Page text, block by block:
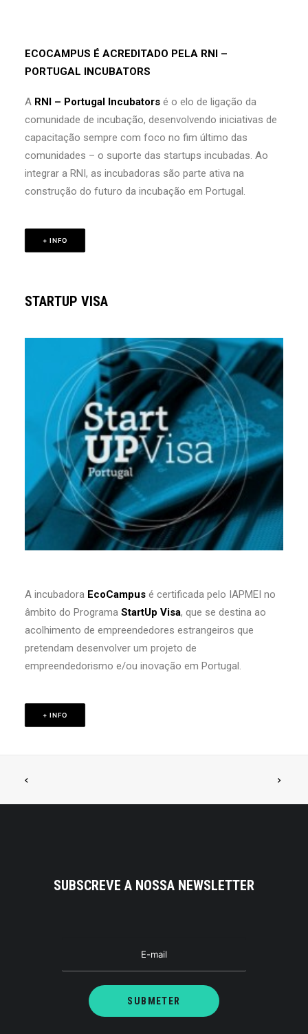
ECOCAMPUS É ACREDITADO PELA RNI –
PORTUGAL INCUBATORS
A RNI – Portugal Incubators é o elo de ligação da
comunidade de incubação, desenvolvendo iniciativas de
capacitação sempre com foco no fim último das
comunidades – o suporte das startups incubadas. Ao
integrar a RNI, as incubadoras são parte ativa na
construção do futuro da incubação em Portugal.
+ INFO
STARTUP VISA
A incubadora EcoCampus é certificada pelo IAPMEI no
âmbito do Programa StartUp Visa, que se destina ao
acolhimento de empreendedores estrangeiros que
pretendam desenvolver um projeto de
empreendedorismo e/ou inovação em Portugal.
+ INFO
SUBSCREVE A NOSSA NEWSLETTER